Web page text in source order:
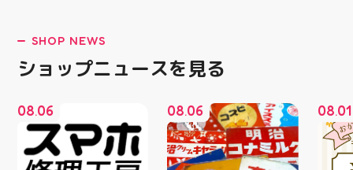
SHOP NEWS
ショップニュースを見る
08.06 08.06 08.01